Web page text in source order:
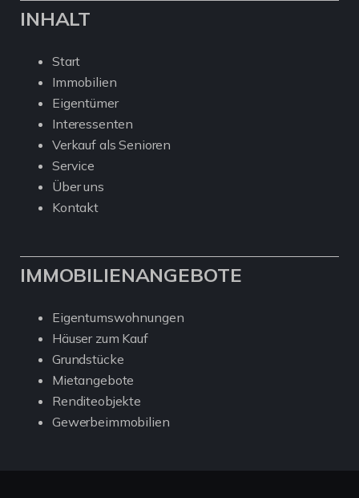
INHALT
Start
Immobilien
Eigentümer
Interessenten
Verkauf als Senioren
Service
Über uns
Kontakt
IMMOBILIENANGEBOTE
Eigentumswohnungen
Häuser zum Kauf
Grundstücke
Mietangebote
Renditeobjekte
Gewerbeimmobilien